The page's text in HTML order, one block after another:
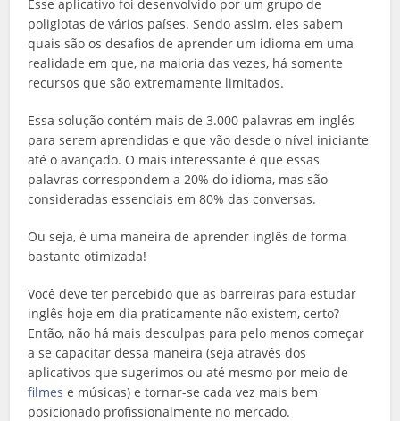
Esse aplicativo foi desenvolvido por um grupo de
poliglotas de vários países. Sendo assim, eles sabem
quais são os desafios de aprender um idioma em uma
realidade em que, na maioria das vezes, há somente
recursos que são extremamente limitados.
Essa solução contém mais de 3.000 palavras em inglês
para serem aprendidas e que vão desde o nível iniciante
até o avançado. O mais interessante é que essas
palavras correspondem a 20% do idioma, mas são
consideradas essenciais em 80% das conversas.
Ou seja, é uma maneira de aprender inglês de forma
bastante otimizada!
Você deve ter percebido que as barreiras para estudar
inglês hoje em dia praticamente não existem, certo?
Então, não há mais desculpas para pelo menos começar
a se capacitar dessa maneira (seja através dos
aplicativos que sugerimos ou até mesmo por meio de
filmes e músicas) e tornar-se cada vez mais bem
posicionado profissionalmente no mercado.